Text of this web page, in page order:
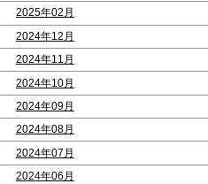
2025年02月
2024年12月
2024年11月
2024年10月
2024年09月
2024年08月
2024年07月
2024年06月